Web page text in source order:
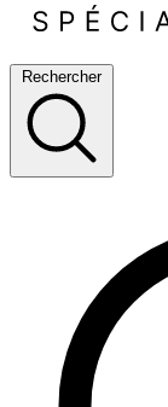
Rechercher